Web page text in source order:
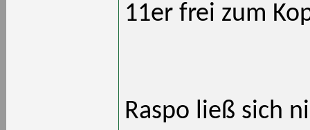
11er frei zum
Raspo ließ sich